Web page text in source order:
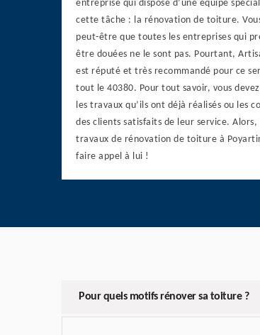
entreprise qui dispose d’une équipe
cette tâche : la rénovation de toiture.
peut-être que toutes les entreprises qui
être douées ne le sont pas. Pourtant,
est réputé et très recommandé pour ce
tout le 40380. Pour tout savoir, vous
les travaux qu’ils ont déjà réalisés ou les
des clients satisfaits de leur service. Alors,
travaux de rénovation de toiture à
faire appel à lui !
Pour quels motifs rénover sa toiture ?